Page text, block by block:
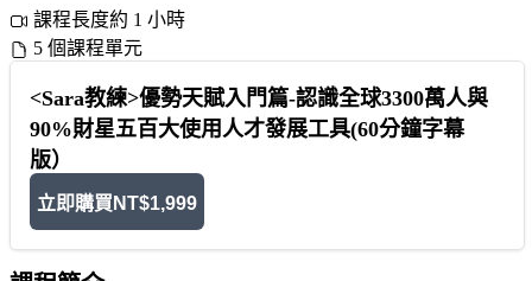
課程長度約 1 小時
5 個課程單元
<Sara教練>優勢天賦入門篇-認識全球3300萬人與
90%財星五百大使用人才發展工具(60分鐘字幕
版）
立即購買 NT$1,999